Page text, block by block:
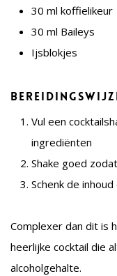
30 ml koffielikeur
30 ml Baileys
Ijsblokjes
Vul een
ingrediënten
Shake goed
Schenk de
Complexer dan dit is
heerlijke cocktail die
alcoholgehalte.